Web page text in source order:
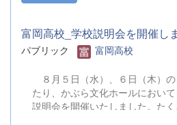
富岡高校_学校説明会を開催し
パブリック
富岡高校
８月５日（水）、６日（木）
たり、かぶら文化ホールにおい
説明会を開催いたしました。た